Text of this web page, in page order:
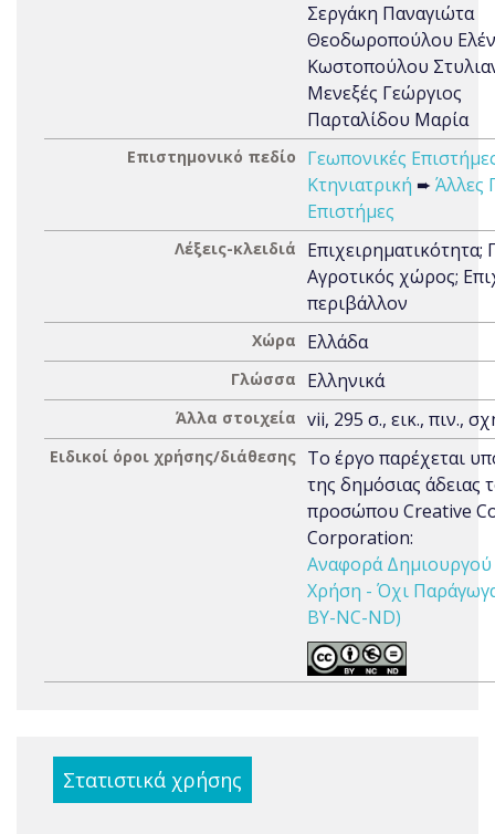
Σεργάκη Παναγιώτα
Θεοδωροπούλου
Κωστοπούλου
Μενεξές Γεώργιος
Παρταλίδου Μαρία
Επιστημονικό πεδίο
Γεωπονικές
Κτηνιατρική ➨ Άλλες
Επιστήμες
Λέξεις-κλειδιά
Επιχειρηματικότητα;
Αγροτικός χώρος;
περιβάλλον
Χώρα Ελλάδα
Γλώσσα Ελληνικά
Άλλα στοιχεία vii, 295 σ., εικ., πιν.,
Ειδικοί όροι χρήσης/διάθεσης Το έργο παρέχεται
της δημόσιας άδειας
προσώπου Creative
Corporation:
Αναφορά
Χρήση - Όχι
BY-NC-ND)
Στατιστικά χρήσης